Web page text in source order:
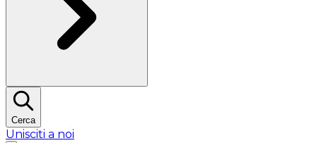
Cerca
Unisciti a noi